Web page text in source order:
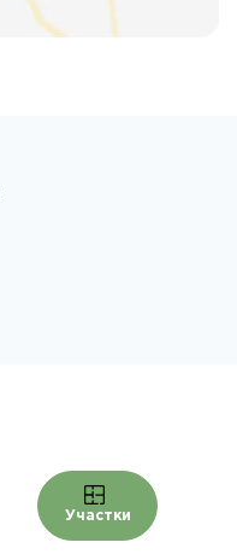
Участки